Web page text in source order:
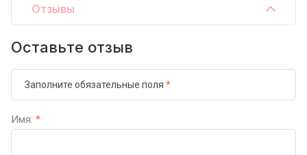
Отзывы
Оставьте отзыв
Заполните обязательные поля *
Имя: *